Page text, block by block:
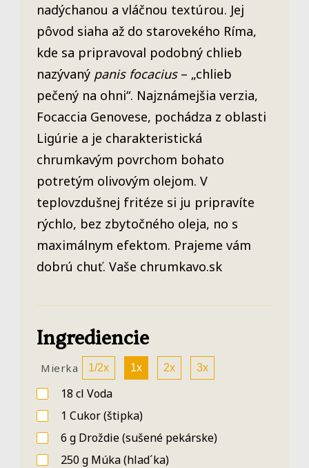
nadýchanou a vláčnou textúrou. Jej
pôvod siaha až do starovekého Ríma,
kde sa pripravoval podobný chlieb
nazývaný panis focacius– „chlieb
pečený na ohni“. Najznámejšia verzia,
Focaccia Genovese, pochádza z oblasti
Ligúrie a je charakteristická
chrumkavým povrchom bohato
potretým olivovým olejom. V
teplovzdušnej fritéze si ju pripravíte
rýchlo, bez zbytočného oleja, no s
maximálnym efektom. Prajeme vám
dobrú chuť. Vaše chrumkavo.sk
Ingrediencie
Mierka 1/2x 1x 2x 3x
18 cl Voda
1 Cukor(štipka)
6 g Droždie(sušené pekárske)
250g Múka(hlad´ka)